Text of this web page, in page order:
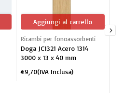
Aggiungi al carrello
Ricambi per fonoassorbenti
Doga JC1321 Acero 1314
3000 x 13 x 40 mm
€9,70(IVA Inclusa)